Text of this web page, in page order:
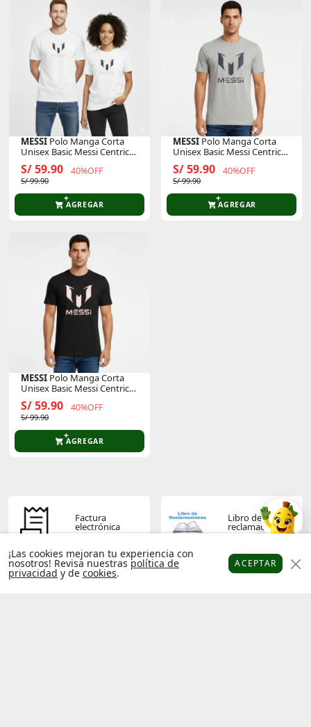
MESSI Polo Manga Corta
Unisex Basic Messi Centric
Msm0008usj
S/ 59.90 40%OFF
S/ 99.90
AGREGAR
MESSI Polo Manga Corta
Unisex Basic Messi Centric
Msm0001usj
S/ 59.90 40%OFF
S/ 99.90
AGREGAR
MESSI Polo Manga Corta
Unisex Basic Messi Centric
Msm0001usj
S/ 59.90 40%OFF
S/ 99.90
AGREGAR
Factura
electrónica
Libro de
reclamaciones
Términos y
Platanitos Favoritos
¡Las cookies mejoran tu experiencia con
nosotros! Revisa nuestras política de
privacidad y de cookies.
ACEPTAR